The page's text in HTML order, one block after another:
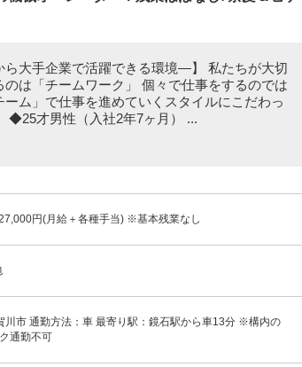
ら大手企業で活躍できる環境―】 私たちが大切
のは「チームワーク」 個々で仕事をするのでは
ーム」で仕事を進めていくスタイルにこだわっ
◆25才男性（入社2年7ヶ月） ...
円(月給＋各種手当) ※基本残業なし
川市 通勤方法：車 最寄り駅：鏡石駅から車13分 ※構内の
通勤不可